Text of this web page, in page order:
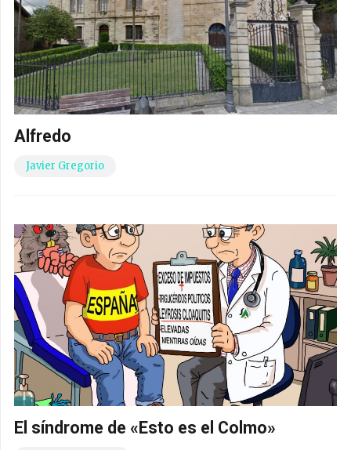
Alfredo
Javier Gregorio
El síndrome de «Esto es el Colmo»